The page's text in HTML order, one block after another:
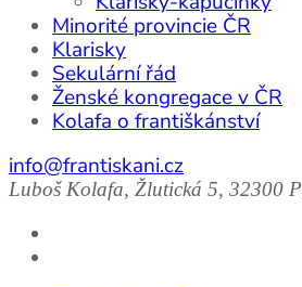
Minorité provincie ČR
Klarisky
Sekulární řád
Ženské kongregace v ČR
Kolafa o františkánství
info@frantiskani.cz
Luboš Kolafa, Žlutická 5, 32300